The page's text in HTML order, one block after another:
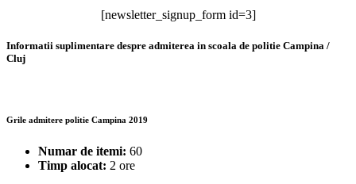
[newsletter_signup_form id=3]
Informatii suplimentare despre admiterea in scoala de politie Campina /
Cluj
Grile admitere politie Campina 2019
Numar de itemi: 60
Timp alocat: 2 ore